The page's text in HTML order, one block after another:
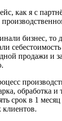
как я с
бизнес, то
продажи и
обработка
срок в 1 месяц
клиентов.